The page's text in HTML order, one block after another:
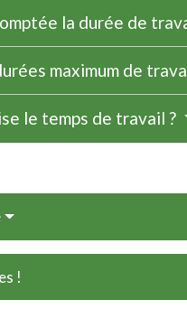
la durée de
maximum de
le temps de travail ?
!